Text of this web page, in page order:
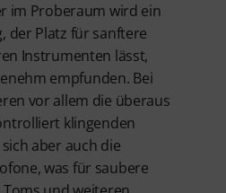
im Proberaum wird ein
der Platz für sanftere
Instrumenten lässt,
empfunden. Bei
vor allem die überaus
klingenden
aber auch die
was für saubere